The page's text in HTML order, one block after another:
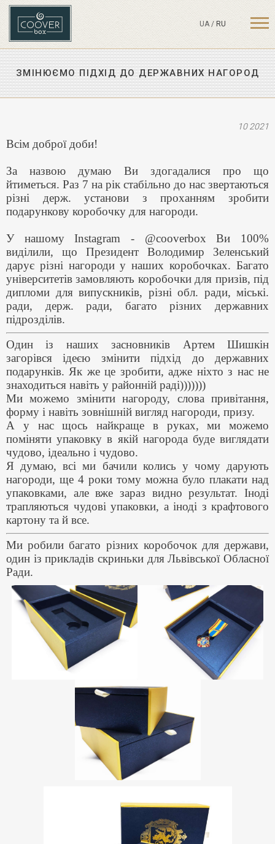
UA / RU
ЗМІНЮЄМО ПІДХІД ДО ДЕРЖАВНИХ НАГОРОД
10 2021
Всім доброї доби!
За назвою думаю Ви здогадалися про що
йтиметься. Раз 7 на рік стабільно до нас звертаються
різні держ. установи з проханням зробити
подарункову коробочку для нагороди.
У нашому Instagram - @cooverbox Ви 100%
виділили, що Президент Володимир Зеленський
дарує різні нагороди у наших коробочках. Багато
університетів замовляють коробочки для призів, під
дипломи для випускників, різні обл. ради, міські.
ради, держ. ради, багато різних державних
підрозділів.
Один із наших засновників Артем Шишкін
загорівся ідеєю змінити підхід до державних
подарунків. Як же це зробити, адже ніхто з нас не
знаходиться навіть у районній раді)))))))
Ми можемо змінити нагороду, слова привітання,
форму і навіть зовнішній вигляд нагороди, призу.
А у нас щось найкраще в руках, ми можемо
поміняти упаковку в якій нагорода буде виглядати
чудово, ідеально і чудово.
Я думаю, всі ми бачили колись у чому дарують
нагороди, ще 4 роки тому можна було плакати над
упаковками, але вже зараз видно результат. Іноді
трапляються чудові упаковки, а іноді з крафтового
картону та й все.
Ми робили багато різних коробочок для держави,
один із прикладів скриньки для Львівської Обласної
Ради.